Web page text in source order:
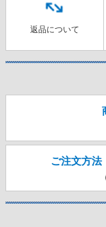
返品について
ご注文方法